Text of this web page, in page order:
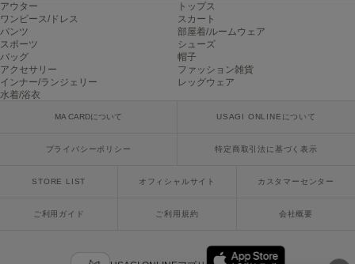
Onitsuka Tiger
オニツカ タイガー
ORGUE
オルグ
PATRICK
アウター
トップス
ワンピース/ドレス
スカート
パンツ
部屋着/ルームウェア
スポーツ
シューズ
バッグ
帽子
アクセサリー
ファッション雑貨
インナー/ランジェリー
レッグウェア
水着/浴衣
MA CARDについて USAGI ONLINEについて
プライバシーポリシー 特定商取引法に基づく表示
STORE LIST オフィシャルサイト カスタマーセンター
ご利用ガイド ご利用規約 会社概要